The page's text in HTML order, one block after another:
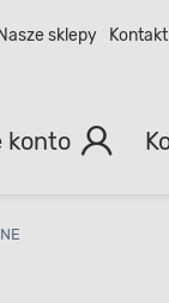
Nasze sklepy Kontakt
konto